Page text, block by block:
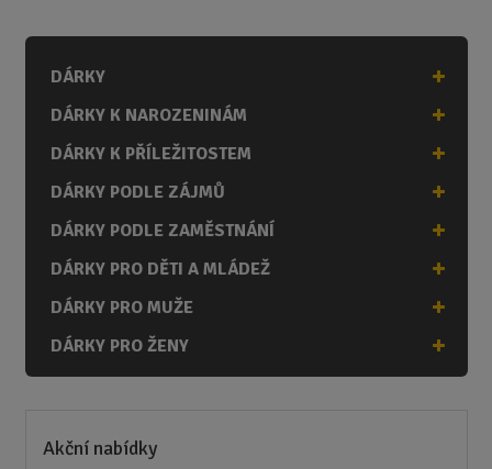
DÁRKY
DÁRKY K NAROZENINÁM
DÁRKY K PŘÍLEŽITOSTEM
DÁRKY PODLE ZÁJMŮ
DÁRKY PODLE ZAMĚSTNÁNÍ
DÁRKY PRO DĚTI A MLÁDEŽ
DÁRKY PRO MUŽE
DÁRKY PRO ŽENY
Akční nabídky